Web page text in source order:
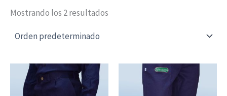
Mostrando los 2 resultados